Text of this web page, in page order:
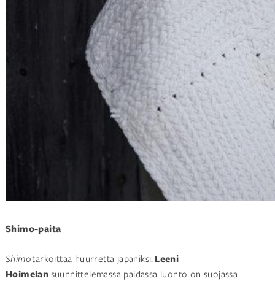
Shimo-paita
Shimotarkoittaa huurretta japaniksi. Leeni
Hoimelan suunnittelemassa paidassa luonto on suojassa